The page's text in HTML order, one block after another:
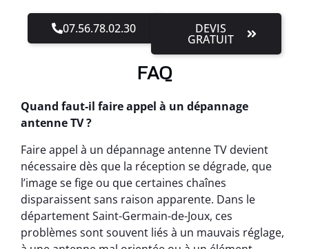
07.56.78.02.30 DEVIS
GRATUIT
FAQ
Quand faut-il faire appel à un dépannage
antenne TV ?
Faire appel à un dépannage antenne TV devient
nécessaire dès que la réception se dégrade, que
l’image se fige ou que certaines chaînes
disparaissent sans raison apparente. Dans le
département Saint-Germain-de-Joux, ces
problèmes sont souvent liés à un mauvais réglage,